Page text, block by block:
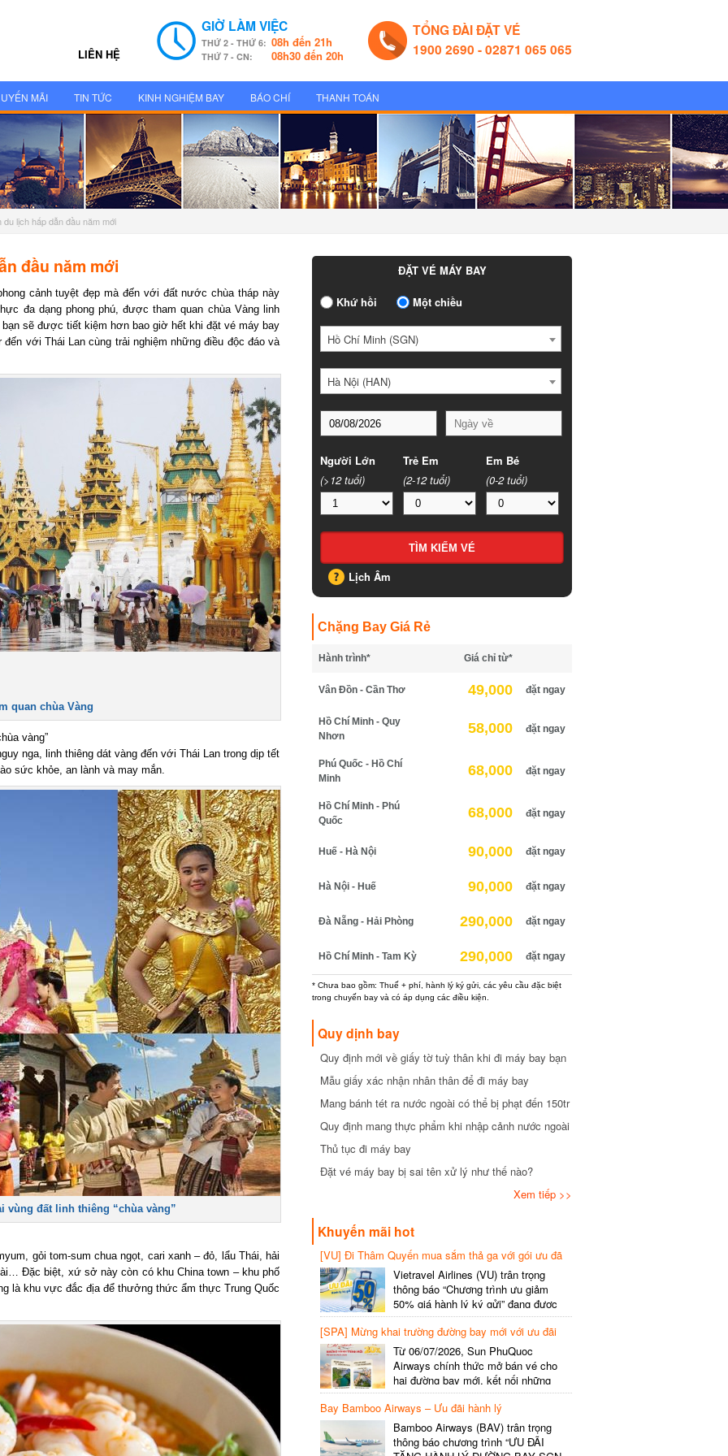
LIÊN HỆ
GIỜ LÀM VIỆC
THỨ 2 - THỨ 6:08h đến 21h
THỨ 7 - CN: 08h30 đến 20h
TỔNG ĐÀI ĐẶT VÉ
1900 2690 - 02871 065 065
MÃI TIN TỨC KINH NGHIỆM BAY BÁO CHÍ THANH TOÁN
du lịch hấp dẫn đầu năm mới
đầu năm mới
cảnh tuyệt đẹp mà đến với đất nước chùa tháp này
đa dạng phong phú, được tham quan chùa Vàng linh
sẽ được tiết kiệm hơn bao giờ hết khi đặt vé máy bay
với Thái Lan cùng trải nghiệm những điều độc đáo và
quan chùa Vàng
vàng”
nga, linh thiêng dát vàng đến với Thái Lan trong dịp tết
sức khỏe, an lành và may mắn.
đất linh thiêng “chùa vàng”
gỏi tom-sum chua ngọt, cari xanh – đỏ, lẩu Thái, hải
Đặc biệt, xứ sở này còn có khu China town – khu phố
là khu vực đắc địa để thưởng thức ẩm thực Trung Quốc
ĐẶT VÉ MÁY BAY
Khứ hồi Một chiều
Hồ Chí Minh (SGN)
Hà Nội (HAN)
Người Lớn
(>12 tuổi)
Trẻ Em
(2-12 tuổi)
Em Bé
(0-2 tuổi)
Lịch Âm
Chặng Bay Giá Rẻ
Hành trình* Giá chỉ từ*
Vân Đồn - Cần Thơ 49,000 đặt ngay
Hồ Chí Minh - Quy
Nhơn
58,000 đặt ngay
Phú Quốc - Hồ Chí
Minh
68,000 đặt ngay
Hồ Chí Minh - Phú
Quốc
68,000 đặt ngay
Huế - Hà Nội 90,000 đặt ngay
Hà Nội - Huế 90,000 đặt ngay
Đà Nẵng - Hải Phòng 290,000 đặt ngay
Hồ Chí Minh - Tam Kỳ 290,000 đặt ngay
* Chưa bao gồm: Thuế + phí, hành lý ký gửi, các yêu cầu đặc biệt
trong chuyến bay và có áp dụng các điều kiện.
Quy dịnh bay
Quy định mới về giấy tờ tuỳ thân khi đi máy bay bạn
cần biết
Mẫu giấy xác nhận nhân thân để đi máy bay
Mang bánh tét ra nước ngoài có thể bị phạt đến 150tr
Quy định mang thực phẩm khi nhập cảnh nước ngoài
Thủ tục đi máy bay
Đặt vé máy bay bị sai tên xử lý như thế nào?
Xem tiếp >>
Khuyến mãi hot
[VU] Đi Thâm Quyến mua sắm thả ga với gói ưu đã
giảm 50% phí gói cướcVietravel Airlines (VU) trân trọng
thông báo “Chương trình ưu giảm
50% giá hành lý ký gửi” đang được
triển khai cho đường bay quốc tế mới
kết nối từ TP. Hồ Chí Minh
(SGN) đi Thâm Quyến – Trung Quốc
(SZX), chi tiết như sau: LỊCH BAY
CHI TIẾT Đường bay SHCB Giờ khởi
hành Giờ đến Tần suất…
[SPA] Mừng khai trường đường bay mới với ưu đãi
20%
Từ 06/07/2026, Sun PhuQuoc
Airways chính thức mở bán vé cho
hai đường bay mới, kết nối những
điểm đến giàu trải nghiệm, giúp hành
khách khám phá vẻ đẹp thiên nhiên
và văn hóa của miền Trung Việt Nam.
Thông tin đường bay mới Đường bay
Bay Bamboo Airways – Ưu đãi hành lý
Bamboo Airways (BAV) trân trọng
thông báo chương trình “ƯU ĐÃI